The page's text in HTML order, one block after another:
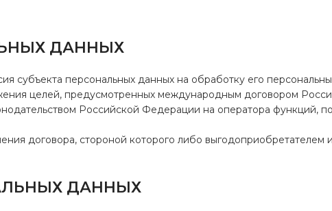
ДАННЫХ
субъекта персональных данных на обработку его
целей, предусмотренных международным договором
Российской Федерации на оператора функций,
договора, стороной которого либо выгодоприобретателем
ДАННЫХ